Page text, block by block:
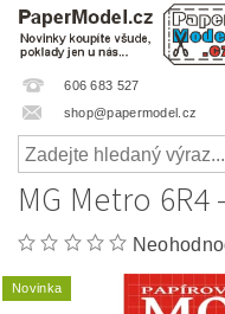
606 683 527
shop@papermodel.cz
MG Metro
Novinka